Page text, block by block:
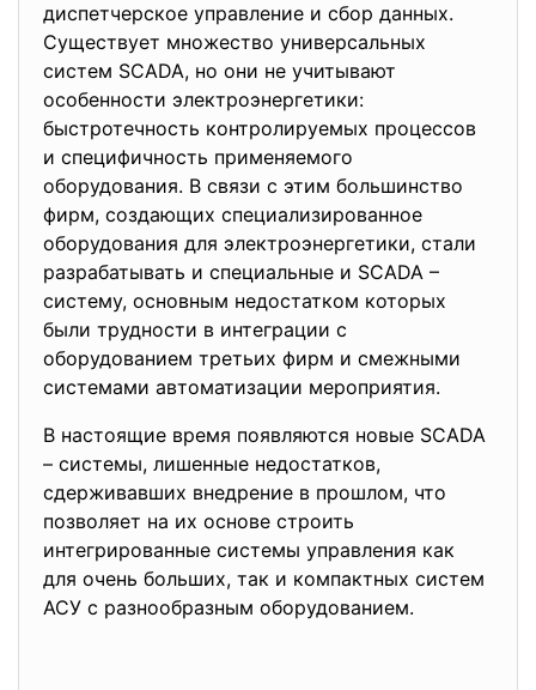
диспетчерское управление и сбор данных.
Существует множество универсальных
систем SCADA, но они не учитывают
особенности электроэнергетики:
быстротечность контролируемых процессов
и специфичность применяемого
оборудования. В связи с этим большинство
фирм, создающих специализированное
оборудования для электроэнергетики, стали
разрабатывать и специальные и SCADA –
систему, основным недостатком которых
были трудности в интеграции с
оборудованием третьих фирм и смежными
системами автоматизации мероприятия.
В настоящие время появляются новые SCADA
– системы, лишенные недостатков,
сдерживавших внедрение в прошлом, что
позволяет на их основе строить
интегрированные системы управления как
для очень больших, так и компактных систем
АСУ с разнообразным оборудованием.